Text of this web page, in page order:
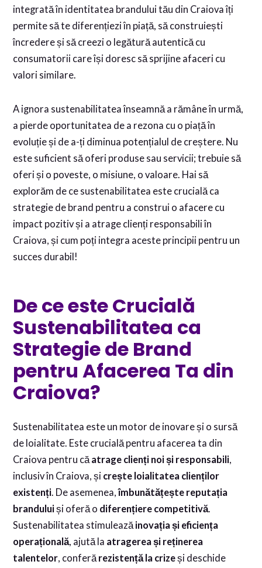
integrată în identitatea brandului tău din Craiova îți
permite să te diferențiezi în piață, să construiești
încredere și să creezi o legătură autentică cu
consumatorii care își doresc să sprijine afaceri cu
valori similare.
A ignora sustenabilitatea înseamnă a rămâne în urmă,
a pierde oportunitatea de a rezona cu o piață în
evoluție și de a-ți diminua potențialul de creștere. Nu
este suficient să oferi produse sau servicii; trebuie să
oferi și o poveste, o misiune, o valoare. Hai să
explorăm de ce sustenabilitatea este crucială ca
strategie de brand pentru a construi o afacere cu
impact pozitiv și a atrage clienți responsabili în
Craiova, și cum poți integra aceste principii pentru un
succes durabil!
De ce este Crucială
Sustenabilitatea ca
Strategie de Brand
pentru Afacerea Ta din
Craiova?
Sustenabilitatea este un motor de inovare și o sursă
de loialitate. Este crucială pentru afacerea ta din
Craiova pentru căatrage clienți noi și responsabili,
inclusiv în Craiova, și crește loialitatea clienților
existenți. De asemenea,îmbunătățește reputația
branduluiși oferă o diferențiere competitivă.
Sustenabilitatea stimuleazăinovația și eficiența
operațională, ajută la atragerea și reținerea
talentelor, conferărezistență la crizeși deschide